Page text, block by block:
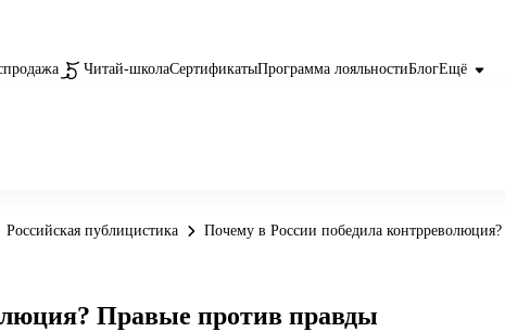
Читай-школаСертификатыПрограмма лояльностиБлогЕщё
Российская публицистика Почему в России победила
Правые против правды